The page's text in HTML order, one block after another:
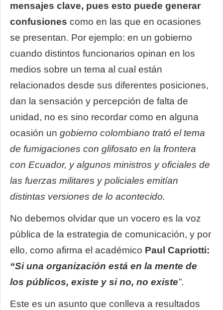
mensajes clave, pues esto puede generar
confusiones como en las que en ocasiones
se presentan. Por ejemplo: en un gobierno
cuando distintos funcionarios opinan en los
medios sobre un tema al cual están
relacionados desde sus diferentes posiciones,
dan la sensación y percepción de falta de
unidad, no es sino recordar como en alguna
ocasión un gobierno colombiano trató el tema
de fumigaciones con glifosato en la frontera
con Ecuador, y algunos ministros y oficiales de
las fuerzas militares y policiales emitían
distintas versiones de lo acontecido.
No debemos olvidar que un vocero es la voz
pública de la estrategia de comunicación, y por
ello, como afirma el académico Paul Capriotti:
“Si una organización está en la mente de
los públicos, existe y si no, no existe”.
Este es un asunto que conlleva a resultados